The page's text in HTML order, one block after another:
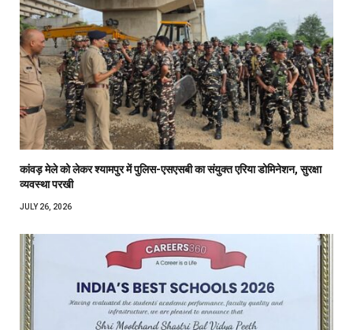
कांवड़ मेले को लेकर श्यामपुर में पुलिस-एसएसबी का संयुक्त एरिया डोमिनेशन, सुरक्षा
व्यवस्था परखी
JULY 26, 2026